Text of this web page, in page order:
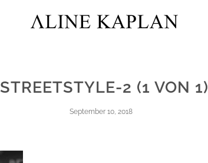
STREETSTYLE-2 (1 VON 1)
September 10, 2018